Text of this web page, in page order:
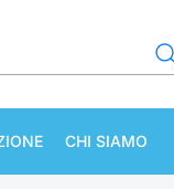
CHI SIAMO